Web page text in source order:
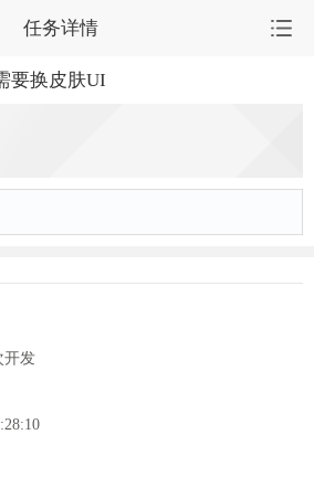
任务详情
要换皮肤UI
开发